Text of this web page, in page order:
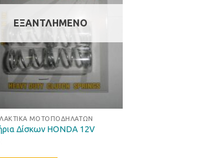
ΕΞΑΝΤΛΗΜΈΝΟ
ΜΟΤΟΠΟΔΗΛΆΤΩΝ
Δίσκων HONDA 12V